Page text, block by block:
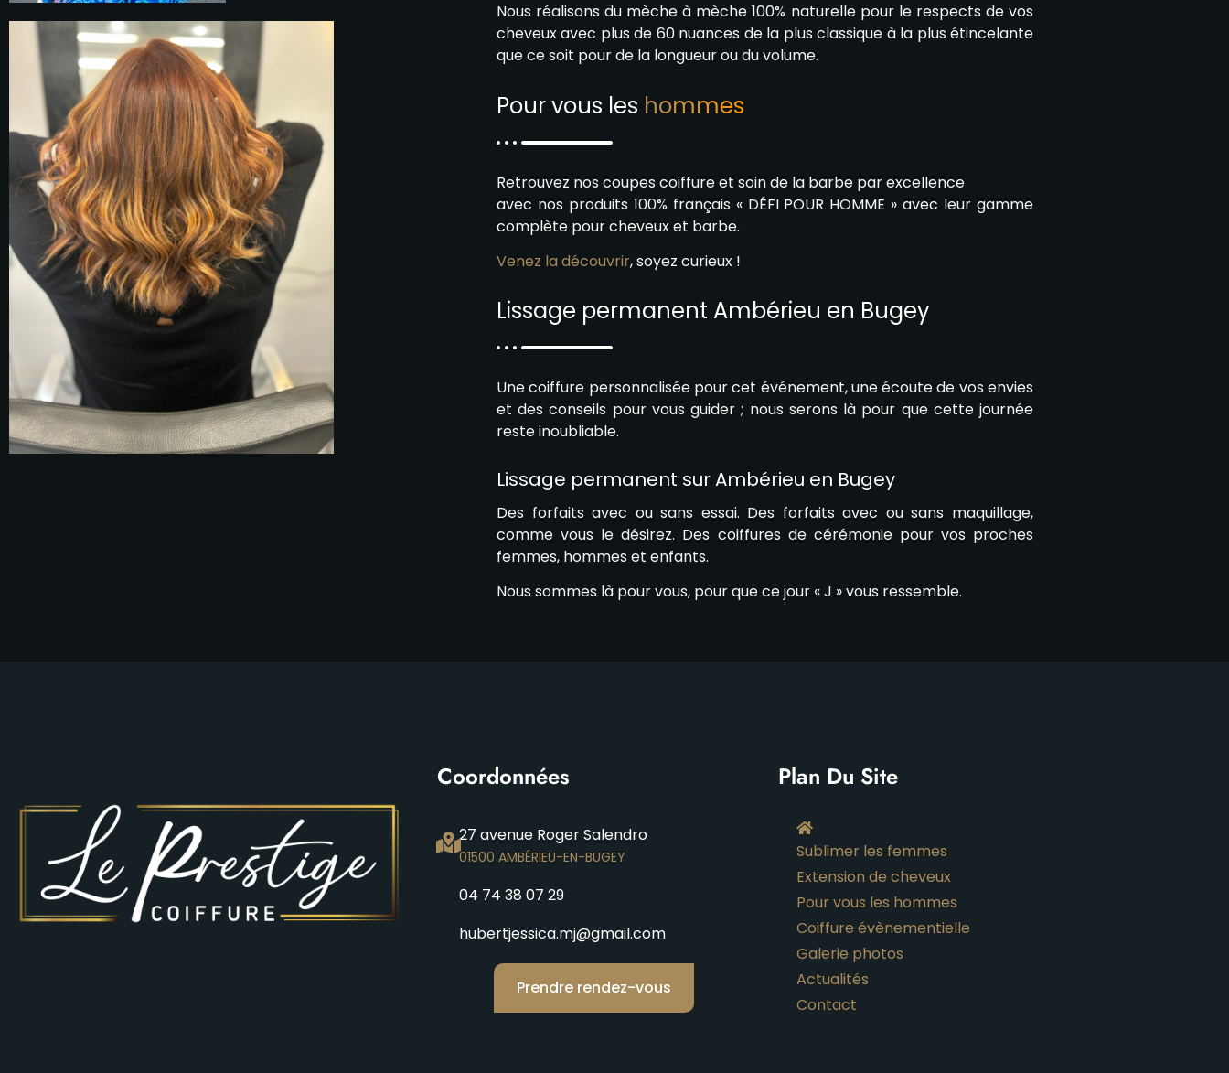
Nous réalisons du mèche à mèche 100% naturelle pour le respects de vos
cheveux avec plus de 60 nuances de la plus classique à la plus étincelante
que ce soit pour de la longueur ou du volume.
Pour vous les hommes
Retrouvez nos coupes coiffure et soin de la barbe par excellence
avec nos produits 100% français « DÉFI POUR HOMME » avec leur gamme
complète pour cheveux et barbe.
Venez la découvrir, soyez curieux !
Lissage permanent Ambérieu en Bugey
Une coiffure personnalisée pour cet événement, une écoute de vos envies
et des conseils pour vous guider ; nous serons là pour que cette journée
reste inoubliable.
Lissage permanent sur Ambérieu en Bugey
Des forfaits avec ou sans essai. Des forfaits avec ou sans maquillage,
comme vous le désirez. Des coiffures de cérémonie pour vos proches
femmes, hommes et enfants.
Nous sommes là pour vous, pour que ce jour « J » vous ressemble.
Coordonnées
27 avenue Roger Salendro
01500 AMBÉRIEU-EN-BUGEY
04 74 38 07 29
hubertjessica.mj@gmail.com
Prendre rendez-vous
Plan Du Site
Sublimer les femmes
Extension de cheveux
Pour vous les hommes
Coiffure évènementielle
Galerie photos
Actualités
Contact